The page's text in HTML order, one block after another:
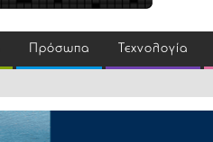
Πρόσωπα Τεχνολογία